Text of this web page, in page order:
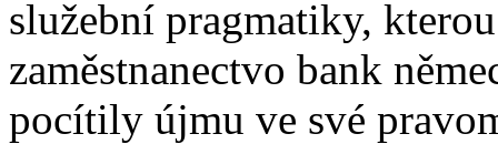
služební pragmatiky,
zaměstnanectvo bank
pocítily újmu ve své